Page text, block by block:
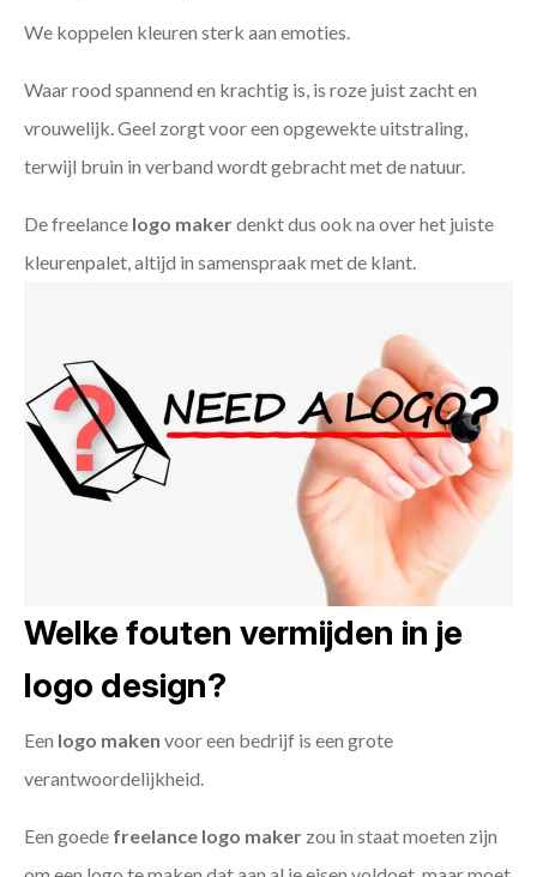
We koppelen kleuren sterk aan emoties.
Waar rood spannend en krachtig is, is roze juist zacht en
vrouwelijk. Geel zorgt voor een opgewekte uitstraling,
terwijl bruin in verband wordt gebracht met de natuur.
De freelance logo makerdenkt dus ook na over het juiste
kleurenpalet, altijd in samenspraak met de klant.
Welke fouten vermijden in je
logo design?
Een logo maken voor een bedrijf is een grote
verantwoordelijkheid.
Een goede freelance logo maker zou in staat moeten zijn